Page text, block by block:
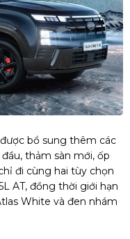
bổ sung thêm các
thảm sàn mới, ốp
đi cùng hai tùy chọn
AT, đồng thời giới hạn
White và đen nhám